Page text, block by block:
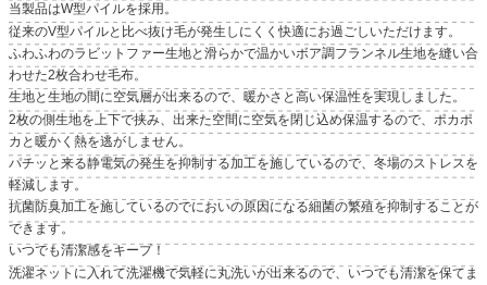
当製品はW型パイルを採用。
従来のV型パイルと比べ抜け毛が発生しにくく快適にお過ごしいただけます。
ふわふわのラビットファー生地と滑らかで温かいボア調フランネル生地を縫い合
わせた2枚合わせ毛布。
生地と生地の間に空気層が出来るので、暖かさと高い保温性を実現しました。
2枚の側生地を上下で挟み、出来た空間に空気を閉じ込め保温するので、ポカポ
カと暖かく熱を逃がしません。
パチッと来る静電気の発生を抑制する加工を施しているので、冬場のストレスを
軽減します。
抗菌防臭加工を施しているのでにおいの原因になる細菌の繁殖を抑制することが
できます。
いつでも清潔感をキープ！
洗濯ネットに入れて洗濯機で気軽に丸洗いが出来るので、いつでも清潔を保てま